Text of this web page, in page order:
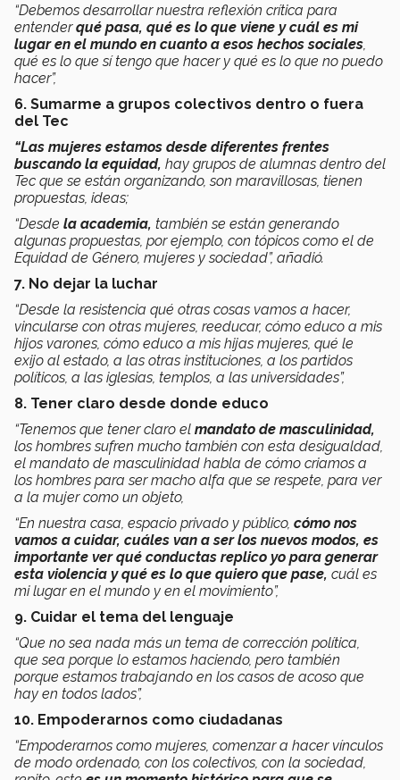
“Debemos desarrollar nuestra reflexión crítica para
entenderqué pasa, qué es lo que viene y cuál es mi
lugar en el mundo en cuanto a esos hechos sociales
qué es lo que sí tengo que hacer y qué es lo que no puedo
hacer”,
6. Sumarme a grupos colectivos dentro o fuera
del Tec
“Las mujeres estamos desde diferentes frentes
buscando la equidad, hay grupos de alumnas dentro del
Tec que se están organizando, son maravillosas, tienen
propuestas, ideas;
“Desde la academia, también se están generando
algunas propuestas, por ejemplo, con tópicos como el de
Equidad de Género, mujeres y sociedad”, añadió.
7. No dejar la luchar
“Desde la resistencia qué otras cosas vamos a hacer,
vincularse con otras mujeres, reeducar, cómo educo a mis
hijos varones, cómo educo a mis hijas mujeres, qué le
exijo al estado, a las otras instituciones, a los partidos
políticos, a las iglesias, templos, a las universidades”,
8. Tener claro desde donde educo
“Tenemos que tener claro el mandato de masculinidad,
los hombres sufren mucho también con esta desigualdad,
el mandato de masculinidad habla de cómo criamos a
los hombres para ser macho alfa que se respete, para ver
a la mujer como un objeto,
“En nuestra casa, espacio privado y público, cómo nos
vamos a cuidar, cuáles van a ser los nuevos modos, es
importante ver qué conductas replico yo para generar
esta violencia y qué es lo que quiero que pase, cuál es
mi lugar en el mundo y en el movimiento”,
9. Cuidar el tema del lenguaje
“Que no sea nada más un tema de corrección política,
que sea porque lo estamos haciendo, pero también
porque estamos trabajando en los casos de acoso que
hay en todos lados”,
10. Empoderarnos como ciudadanas
“Empoderarnos como mujeres, comenzar a hacer vínculos
de modo ordenado, con los colectivos, con la sociedad,